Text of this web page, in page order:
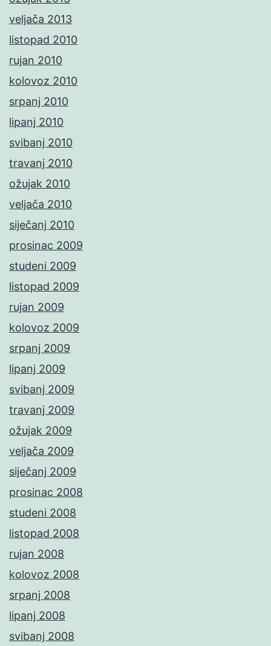
veljača 2013
listopad 2010
rujan 2010
kolovoz 2010
srpanj 2010
lipanj 2010
svibanj 2010
travanj 2010
ožujak 2010
veljača 2010
siječanj 2010
prosinac 2009
studeni 2009
listopad 2009
rujan 2009
kolovoz 2009
srpanj 2009
lipanj 2009
svibanj 2009
travanj 2009
ožujak 2009
veljača 2009
siječanj 2009
prosinac 2008
studeni 2008
listopad 2008
rujan 2008
kolovoz 2008
srpanj 2008
lipanj 2008
svibanj 2008